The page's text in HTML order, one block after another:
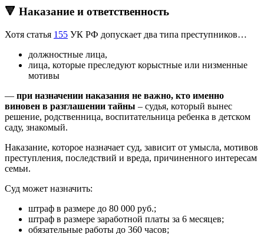
🔻 Наказание и ответственность
Хотя статья 155 УК РФ допускает два типа преступников…
должностные лица,
лица, которые преследуют корыстные или низменные
мотивы
— при назначении наказания не важно, кто именно
виновен в разглашении тайны – судья, который вынес
решение, родственница, воспитательница ребенка в детском
саду, знакомый.
Наказание, которое назначает суд, зависит от умысла, мотивов
преступления, последствий и вреда, причиненного интересам
семьи.
Суд может назначить:
штраф в размере до 80 000 руб.;
штраф в размере заработной платы за 6 месяцев;
обязательные работы до 360 часов;